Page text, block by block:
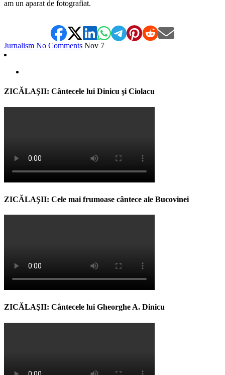
am un aparat de fotografiat.
Jurnalism No Comments Nov 7
ZICĂLAŞII: Cântecele lui Dinicu şi Ciolacu
ZICĂLAŞII: Cele mai frumoase cântece ale Bucovinei
ZICĂLAŞII: Cântecele lui Gheorghe A. Dinicu